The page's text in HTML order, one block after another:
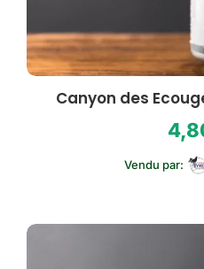
Canyon des
Vendu par: